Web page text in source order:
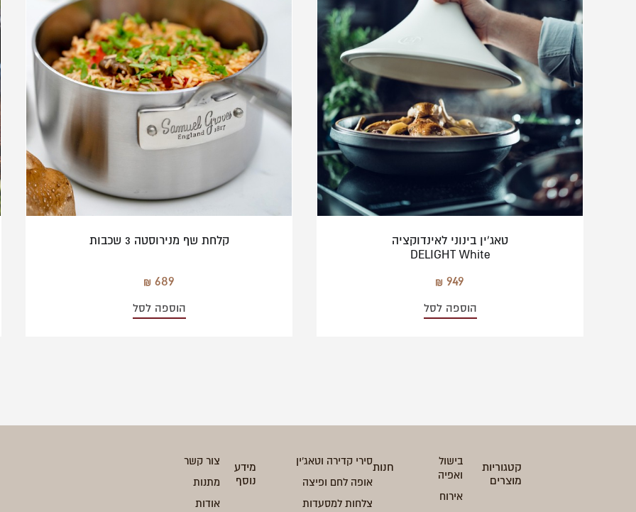
טאג'ין בינוני לאינדוקציה
DELIGHT White
949
הוספה לסל
קלחת שף מנירוסטה 3 שכבות
689
הוספה לסל
קטגוריות
מוצרים
בישול
ואפיה
אירוח
חנותסירי קדירה וטאג'ין
אופה לחם ופיצה
צלחות למסעדות
מידע
נוסף
צור קשר
מתנות
אודות